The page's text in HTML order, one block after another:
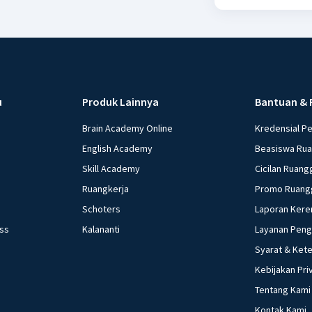
Produk Lainnya
Brain Academy Online
English Academy
Skill Academy
Ruangkerja
Schoters
Kalananti
Bantuan &
Kredensial
Beasiswa
Cicilan
Promo
Laporan
Layanan
Syarat &
Kebijakan
Tentang Kami